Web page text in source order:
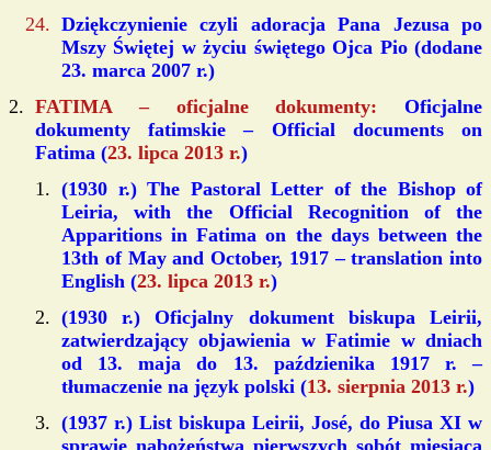
Dziękczynienie czyli adoracja Pana Jezusa po
Mszy Świętej w życiu świętego Ojca Pio (dodane
23. marca 2007 r.)
FATIMA – oficjalne dokumenty: Oficjalne
dokumenty fatimskie – Official documents on
Fatima (23. lipca 2013 r.)
(1930 r.) The Pastoral Letter of the Bishop of
Leiria, with the Official Recognition of the
Apparitions in Fatima on the days between the
13th of May and October, 1917 –translation into
English (23. lipca 2013 r.)
(1930 r.) Oficjalny dokument biskupa Leirii,
zatwierdzający objawienia w Fatimie w dniach
od 13. maja do 13. paździenika 1917 r. –
tłumaczenie na język polski (13. sierpnia 2013 r.)
(1937 r.) List biskupa Leirii, José, do Piusa XI w
sprawie nabożeństwa pierwszych sobót miesiąca